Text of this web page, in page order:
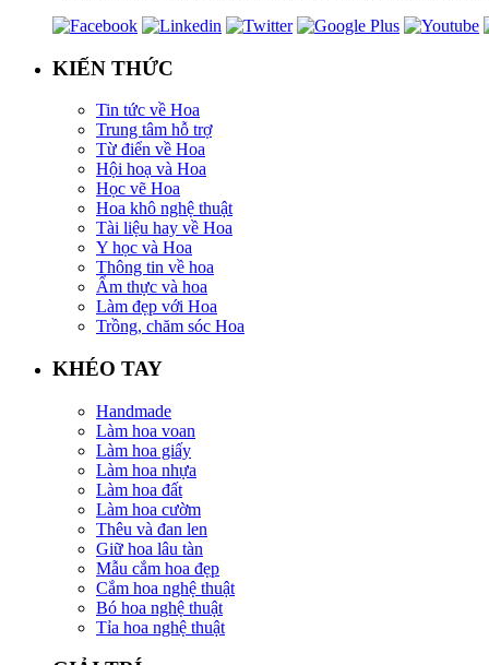
KIẾN THỨC
Tin tức về Hoa
Trung tâm hỗ trợ
Từ điển về Hoa
Hội hoạ và Hoa
Học vẽ Hoa
Hoa khô nghệ thuật
Tài liệu hay về Hoa
Y học và Hoa
Thông tin về hoa
Ẩm thực và hoa
Làm đẹp với Hoa
Trồng, chăm sóc Hoa
KHÉO TAY
Handmade
Làm hoa voan
Làm hoa giấy
Làm hoa nhựa
Làm hoa đất
Làm hoa cườm
Thêu và đan len
Giữ hoa lâu tàn
Mẫu cắm hoa đẹp
Cắm hoa nghệ thuật
Bó hoa nghệ thuật
Tỉa hoa nghệ thuật